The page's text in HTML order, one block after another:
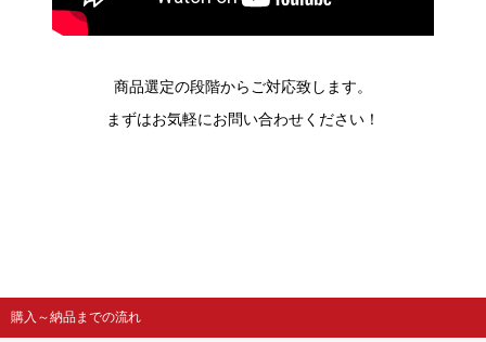
商品選定の段階からご対応致します。
まずはお気軽にお問い合わせください！
購入～納品までの流れ